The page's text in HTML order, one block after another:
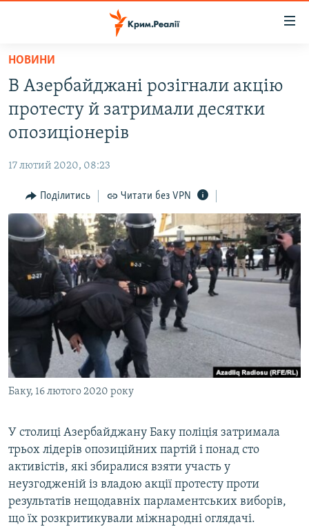
Перейти
основного
матеріалу
Перейти
до
основної
Перейти
до
пошуку
ВОДА.КРИМ
ВІДЕО ТА ФОТО
БЛОГИ
ПОГЛЯД
ІНТЕРВ'Ю
ВСЕ ЗА ДЕНЬ
СПЕЦПРОЕКТИ
ДЕПОРТАЦІЯ
ВІДЕОУРОКИ «ELIFBE»
СВІДЧЕННЯ ОКУПАЦІЇ
УКРАЇНСЬКА ПРОБЛЕМА КРИМУ
ІНФОГРАФІКА
ЯК ОБІЙТИ БЛОКУВАННЯ
Русский
Qırımtatar
ДОЛУЧАЙСЯ!
Усі сайти RFE/RL
НОВИНИ
В Азербайджані розігнали акцію
протесту й затримали десятки
опозиціонерів
17 лютий 2020, 08:23
Поділитись Читати без VPN
Баку, 16 лютого 2020 року
У столиці Азербайджану Баку поліція затримала
трьох лідерів опозиційних партій і понад сто
активістів, які збиралися взяти участь у
неузгодженій із владою акції протесту проти
результатів нещодавніх парламентських виборів,
що їх розкритикували міжнародні оглядачі.